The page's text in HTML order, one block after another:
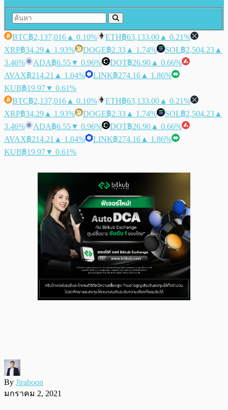
BTC฿2,137,016 ▲ 0.10% ETH฿63,133.00 ▲ 0.21%
XRP฿34.29 ▲ 1.93% DOGE฿2.33 ▲ 1.74% SOL฿2,504.23 ▲
3.46%
ADA฿6.55▼ 0.96% DOT฿26.90 ▲ 0.66%
AVAX฿214.21 ▲ 1.04% LINK฿274.16 ▲ 1.86%
KUB฿19.97▼ 0.61%
BTC฿2,137,016 ▲ 0.10% ETH฿63,133.00 ▲ 0.21%
XRP฿34.29 ▲ 1.93% DOGE฿2.33 ▲ 1.74% SOL฿2,504.23 ▲
3.46%
ADA฿6.55▼ 0.96% DOT฿26.90 ▲ 0.66%
AVAX฿214.21 ▲ 1.04% LINK฿274.16 ▲ 1.86%
KUB฿19.97▼ 0.61%
By Jiraboon
มกราคม 2, 2021